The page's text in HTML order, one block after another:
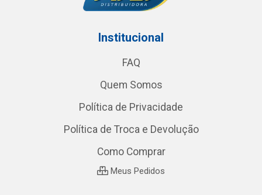
Institucional
FAQ
Quem Somos
Política de Privacidade
Política de Troca e Devolução
Como Comprar
Meus Pedidos